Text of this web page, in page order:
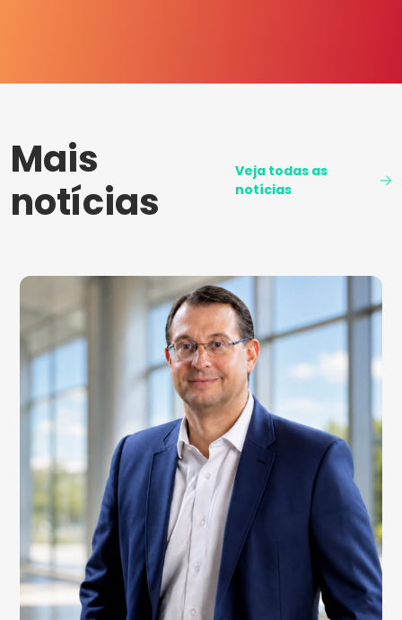
Mais
notícias
Veja todas as
notícias